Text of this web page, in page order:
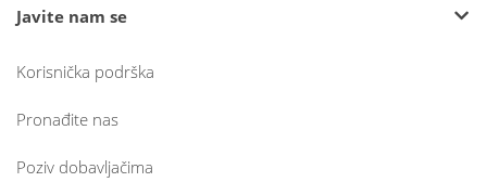
Javite nam se
Korisnička podrška
Pronađite nas
Poziv dobavljačima